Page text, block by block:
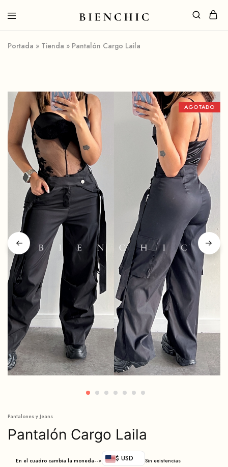
Portada » Tienda » Pantalón Cargo Laila
AGOTADO
Pantalones y Jeans
Pantalón Cargo Laila
En el cuadro cambia la moneda--> $ USD Sin existencias